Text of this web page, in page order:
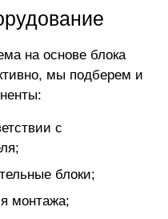
на основе блока
мы подберем и
с
блоки;
монтажа;